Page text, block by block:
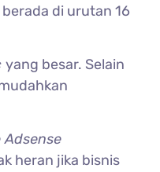
di urutan 16
yang besar. Selain
Adsense
heran jika bisnis